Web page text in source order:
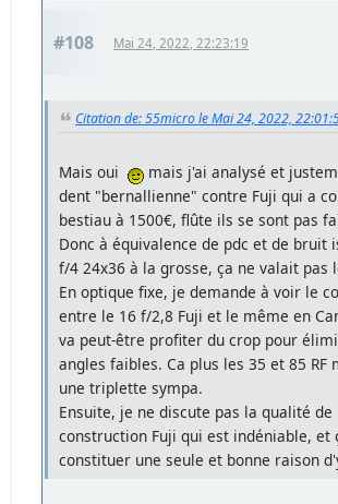
#108 Mai 24, 2022, 22:23:19
Citation de: 55micro le Mai 24, 2022,
Mais oui
mais j'ai analysé et
dent "bernallienne" contre Fuji qui a
bestiau à 1500€, flûte ils se sont pas
Donc à équivalence de pdc et de bruit
f/4 24x36 à la grosse, ça ne valait pas
En optique fixe, je demande à voir le
entre le 16 f/2,8 Fuji et le même en
va peut-être profiter du crop pour
angles faibles. Ca plus les 35 et 85 RF
une triplette sympa.
Ensuite, je ne discute pas la qualité de
construction Fuji qui est indéniable, et
constituer une seule et bonne raison